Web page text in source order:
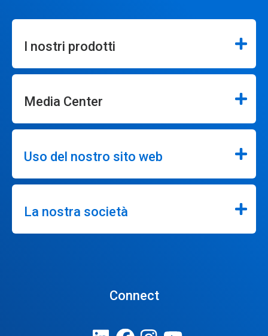
I nostri prodotti
Media Center
Uso del nostro sito web
La nostra società
Connect